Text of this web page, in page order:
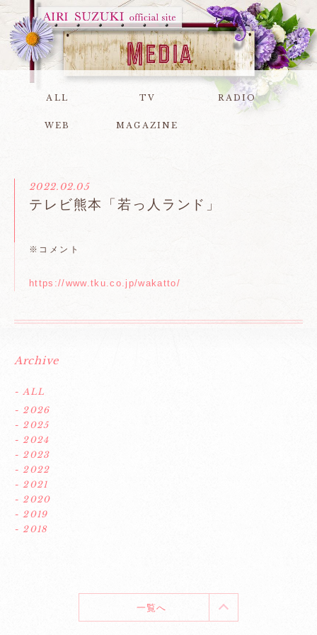
ALL TV RADIO
WEB MAGAZINE
2022.02.05
テレビ熊本「若っ人ランド」
※コメント
https://www.tku.co.jp/wakatto/
Archive
- ALL
- 2026
- 2025
- 2024
- 2023
- 2022
- 2021
- 2020
- 2019
- 2018
一覧へ